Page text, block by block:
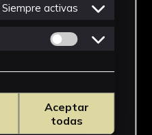
Siempre activas
Permitir cookies
Aceptar
todas